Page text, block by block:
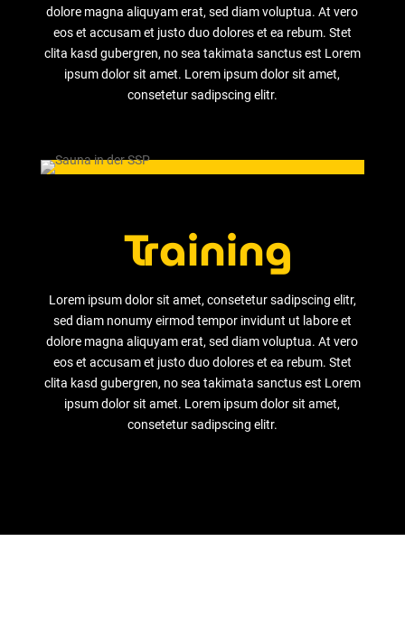
dolore magna aliquyam erat, sed diam voluptua. At vero
eos et accusam et justo duo dolores et ea rebum. Stet
clita kasd gubergren, no sea takimata sanctus est Lorem
ipsum dolor sit amet. Lorem ipsum dolor sit amet,
consetetur sadipscing elitr.
Training
Lorem ipsum dolor sit amet, consetetur sadipscing elitr,
sed diam nonumy eirmod tempor invidunt ut labore et
dolore magna aliquyam erat, sed diam voluptua. At vero
eos et accusam et justo duo dolores et ea rebum. Stet
clita kasd gubergren, no sea takimata sanctus est Lorem
ipsum dolor sit amet. Lorem ipsum dolor sit amet,
consetetur sadipscing elitr.